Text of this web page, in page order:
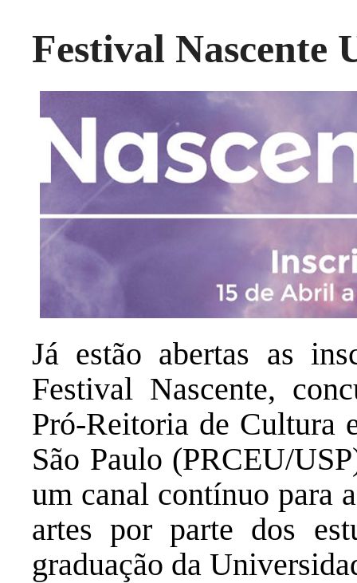
Festival Nascente
Já estão abertas as
Festival Nascente,
Pró-Reitoria de Cultura
São Paulo (PRCEU/
um canal contínuo para
artes por parte dos
graduação da